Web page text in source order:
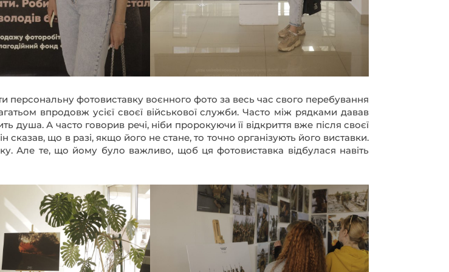
впродовж усієї своєї військової служби. Часто між рядками давав
душа. А часто говорив речі, ніби пророкуючи її відкриття вже після своєї
сказав, що в разі, якщо його не стане, то точно організують його виставки.
Але те, що йому було важливо, щоб ця фотовиставка відбулася навіть